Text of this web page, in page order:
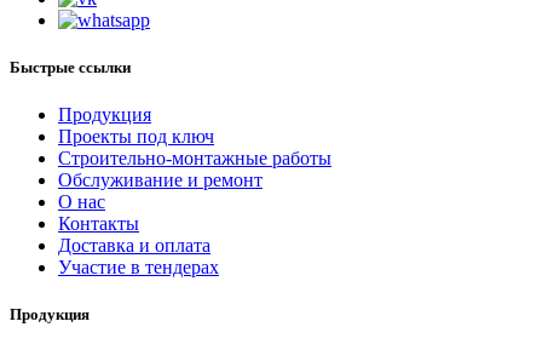
Быстрые ссылки
Продукция
Проекты под ключ
Строительно-монтажные работы
Обслуживание и ремонт
О нас
Контакты
Доставка и оплата
Участие в тендерах
Продукция